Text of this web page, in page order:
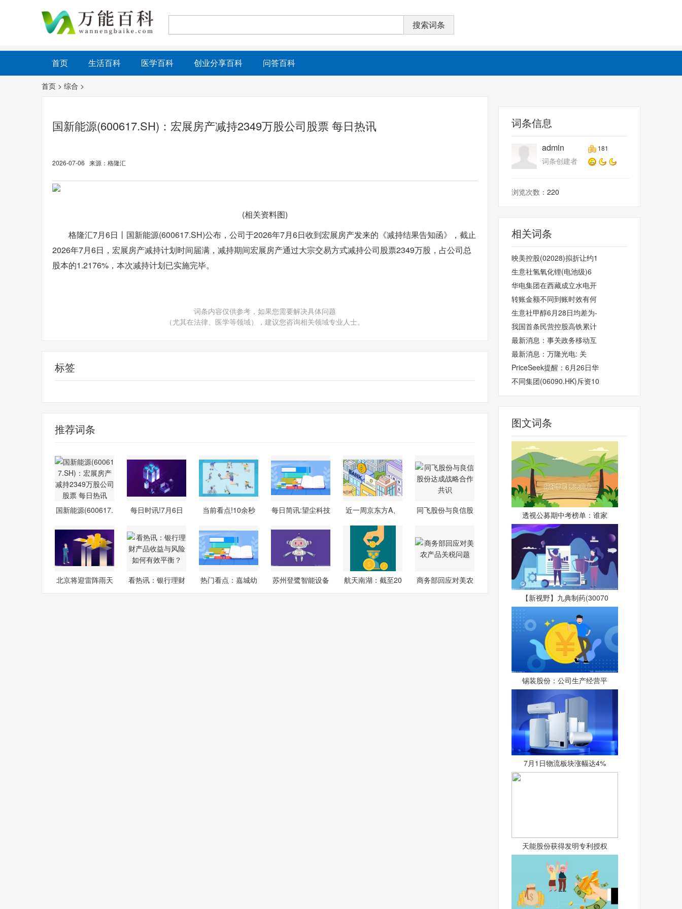
首页 生活百科 医学百科 创业分享百科 问答百科
首页 > 综合 >
国新能源(600617.SH)：宏展房产减持2349万股公司股票 每日热讯
2026-07-06 来源：格隆汇
(相关资料图)
格隆汇7月6日丨国新能源(600617.SH)公布，公司于2026年7月6日收到宏展房产发来的《减持结果告知函》，截止
2026年7月6日，宏展房产减持计划时间届满，减持期间宏展房产通过大宗交易方式减持公司股票2349万股，占公司总
股本的1.2176%，本次减持计划已实施完毕。
词条内容仅供参考，如果您需要解决具体问题
（尤其在法律、医学等领域），建议您咨询相关领域专业人士。
标签
推荐词条
国新能源(600617.
每日时讯!7月6日
当前看点!10余秒
每日简讯:望尘科技
近一周京东方A、
同飞股份与良信股
北京将迎雷阵雨天
看热讯：银行理财
热门看点：嘉城幼
苏州登鹭智能设备
航天南湖：截至20
商务部回应对美农
词条信息
admin 181
词条创建者
浏览次数： 220
相关词条
映美控股(02028)拟折让约1
生意社氢氧化锂(电池级)6
华电集团在西藏成立水电开
转账金额不同到账时效有何
生意社甲醇6月28日均差为-
我国首条民营控股高铁累计
最新消息：事关政务移动互
最新消息：万隆光电: 关
PriceSeek提醒：6月26日华
不同集团(06090.HK)斥资10
图文词条
透视公募期中考榜单：谁家
【新视野】九典制药(30070
锡装股份：公司生产经营平
7月1日物流板块涨幅达4%
天能股份获得发明专利授权